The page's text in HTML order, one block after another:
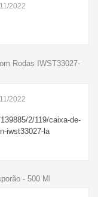
2022
Rodas IWST33027-
2022
2/119/caixa-de-
iwst33027-la
- 500 Ml